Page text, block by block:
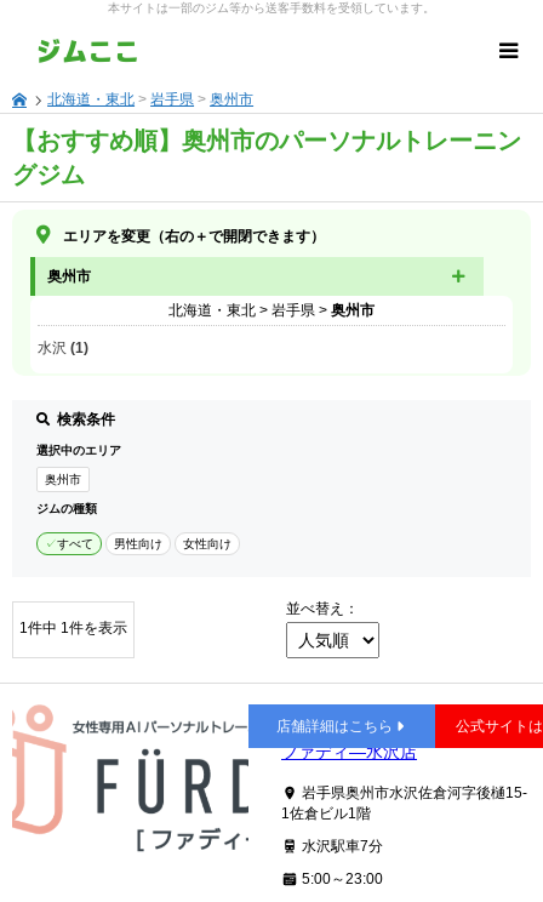
本サイトは一部のジム等から送客手数料を受領しています。
北海道・東北 >岩手県 >奥州市
【おすすめ順】奥州市のパーソナルトレーニン
グジム
エリアを変更（右の＋で開閉できます）
奥州市
北海道・東北 > 岩手県 > 奥州市
水沢 (1)
検索条件
選択中のエリア
奥州市
ジムの種類
すべて 男性向け 女性向け
1件中 1件を表示
並べ替え：
水沢
ファディ―水沢店
岩手県奥州市水沢佐倉河字後樋15-
1佐倉ビル1階
水沢駅車7分
5:00～23:00
店舗詳細はこちら 公式サイト